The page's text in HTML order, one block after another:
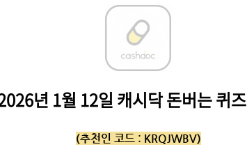
년 1월 12일캐시닥 돈버는 퀴
(추천인 코드 : KRQJWBV)